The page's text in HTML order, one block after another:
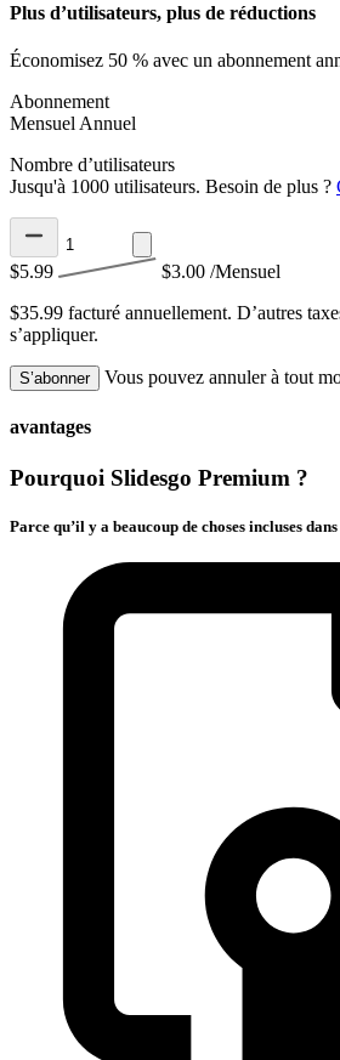
Plus d’utilisateurs, plus de réductions
Économisez 50 % avec un abonnement
Abonnement
Mensuel Annuel
Nombre d’utilisateurs
Jusqu'à 1000 utilisateurs. Besoin de plus ?
$5.99 $3.00 /Mensuel
$35.99 facturé annuellement. D’autres
s’appliquer.
S’abonner Vous pouvez annuler à tout
avantages
Pourquoi Slidesgo Premium ?
Parce qu’il y a beaucoup de choses incluses